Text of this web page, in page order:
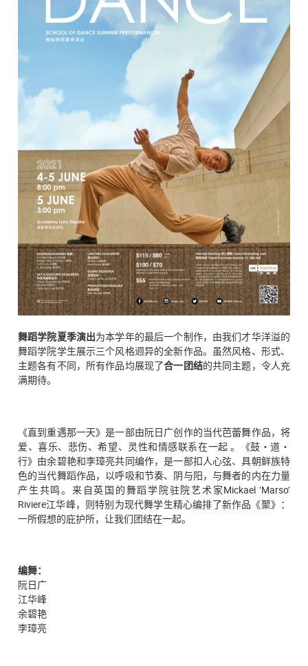
舞蹈学院夏季演出为本学年的最后一个制作，由我们才华洋溢的
舞蹈学院学生展示三个风格迥异的全新作品。虽然风格、形式、
主题各有不同，所有作品均展现了合一团结的共同主题，令人充
满期待。
《直到重遇那一天》是一部由阮日广创作的当代芭蕾舞作品，将
爱、喜乐、悲伤、希望、灵性和情感联系在一起 。《鼓・道・
行》由余碧艳和李璋亮共同编作，是一部扣人心弦、具朝鲜族特
色的当代舞蹈作品，以呼吸和节奏、阴与阳，与舞者的内在力量
产生共鸣。来自英国的舞蹈学院驻院艺术家Mickael ‘Marso’
Riviere江华峰，则特别为现代舞学生精心编排了新作品《聚》：
一所假想的庇护所，让我们团结在一起。
编舞：
阮日广
江华峰
余碧艳
李璋亮